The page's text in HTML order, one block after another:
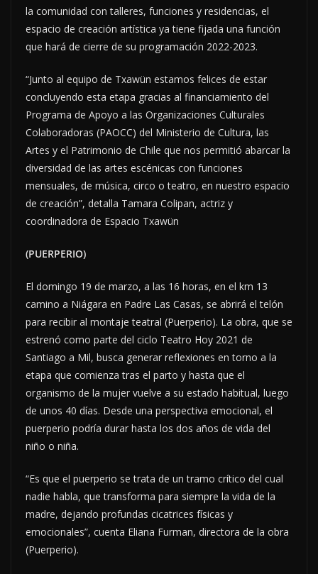
la comunidad con talleres, funciones y residencias, el
espacio de creación artística ya tiene fijada una función
que hará de cierre de su programación 2022-2023.
“Junto al equipo de Txawün estamos felices de estar
concluyendo esta etapa gracias al financiamiento del
Programa de Apoyo a las Organizaciones Culturales
Colaboradoras (PAOCC) del Ministerio de Cultura, las
Artes y el Patrimonio de Chile que nos permitió abarcar la
diversidad de las artes escénicas con funciones
mensuales, de música, circo o teatro, en nuestro espacio
de creación”, detalla Tamara Colipan, actriz y
coordinadora de Espacio Txawün
(PUERPERIO)
El domingo 19 de marzo, a las 16 horas, en el km 13
camino a Niágara en Padre Las Casas, se abrirá el telón
para recibir al montaje teatral (Puerperio). La obra, que se
estrenó como parte del ciclo Teatro Hoy 2021 de
Santiago a Mil, busca generar reflexiones en torno a la
etapa que comienza tras el parto y hasta que el
organismo de la mujer vuelve a su estado habitual, luego
de unos 40 días. Desde una perspectiva emocional, el
puerperio podría durar hasta los dos años de vida del
niño o niña.
“Es que el puerperio se trata de un tramo crítico del cual
nadie habla, que transforma para siempre la vida de la
madre, dejando profundas cicatrices físicas y
emocionales”, cuenta Eliana Furman, directora de la obra
(Puerperio).